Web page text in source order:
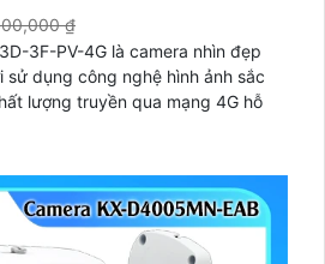
₫
3F-PV-4G là camera nhìn đẹp
sử dụng công nghệ hình ảnh sắc